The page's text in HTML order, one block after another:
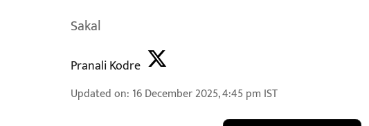
Sakal
Pranali Kodre
Updated on: 16 December 2025, 4:45 pm IST